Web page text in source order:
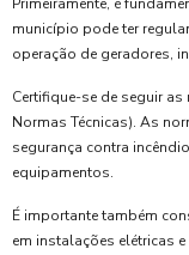
município pode ter
operação de geradores,
Certifique-se de seguir as
Normas Técnicas). As
segurança contra
equipamentos.
É importante também
em instalações elétricas